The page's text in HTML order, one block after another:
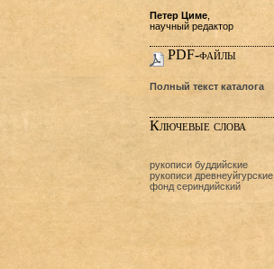
Петер Циме,
научный редактор
PDF-файлы
Полный текст каталога
Ключевые слова
рукописи буддийские
рукописи древнеуйгурские
фонд сериндийский